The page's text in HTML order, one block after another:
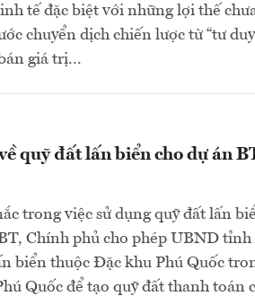
tế đặc biệt với những lợi thế
chuyển dịch chiến lược từ “tư
giá trị...
quỹ đất lấn biển cho dự án
trong việc sử dụng quỹ đất lấn
Chính phủ cho phép UBND tỉnh
biển thuộc Đặc khu Phú Quốc
Quốc để tạo quỹ đất thanh toán